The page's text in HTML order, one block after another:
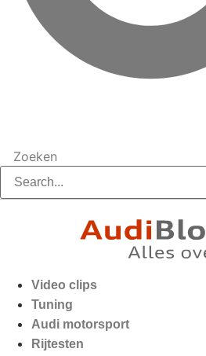
Zoeken
Video clips
Tuning
Audi motorsport
Rijtesten